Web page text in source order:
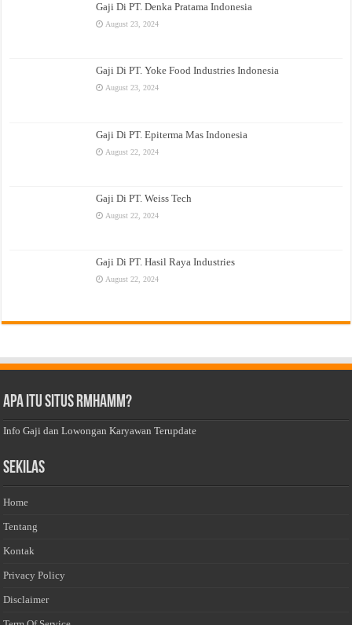
Gaji Di PT. Denka Pratama Indonesia
August 23, 2024
Gaji Di PT. Yoke Food Industries Indonesia
August 23, 2024
Gaji Di PT. Epiterma Mas Indonesia
August 22, 2024
Gaji Di PT. Weiss Tech
August 22, 2024
Gaji Di PT. Hasil Raya Industries
August 22, 2024
Apa Itu Situs Rmhamm?
Info Gaji dan Lowongan Karyawan Terupdate
Sekilas
Home
Tentang
Kontak
Privacy Policy
Disclaimer